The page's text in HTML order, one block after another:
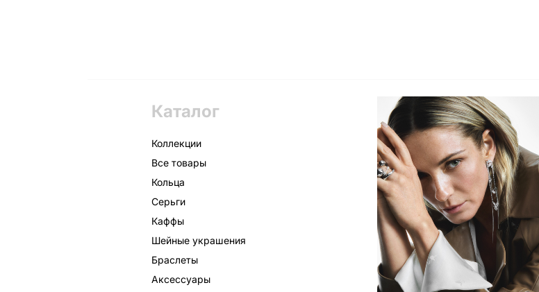
Каталог
Коллекции
Все товары
Кольца
Серьги
Каффы
Шейные украшения
Браслеты
Аксессуары